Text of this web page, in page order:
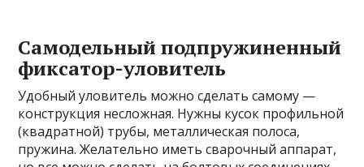
Самодельный подпружиненный
фиксатор-уловитель
Удобный уловитель можно сделать самому —
конструкция несложная. Нужны кусок профильной
(квадратной) трубы, металлическая полоса,
пружина. Желательно иметь сварочный аппарат,